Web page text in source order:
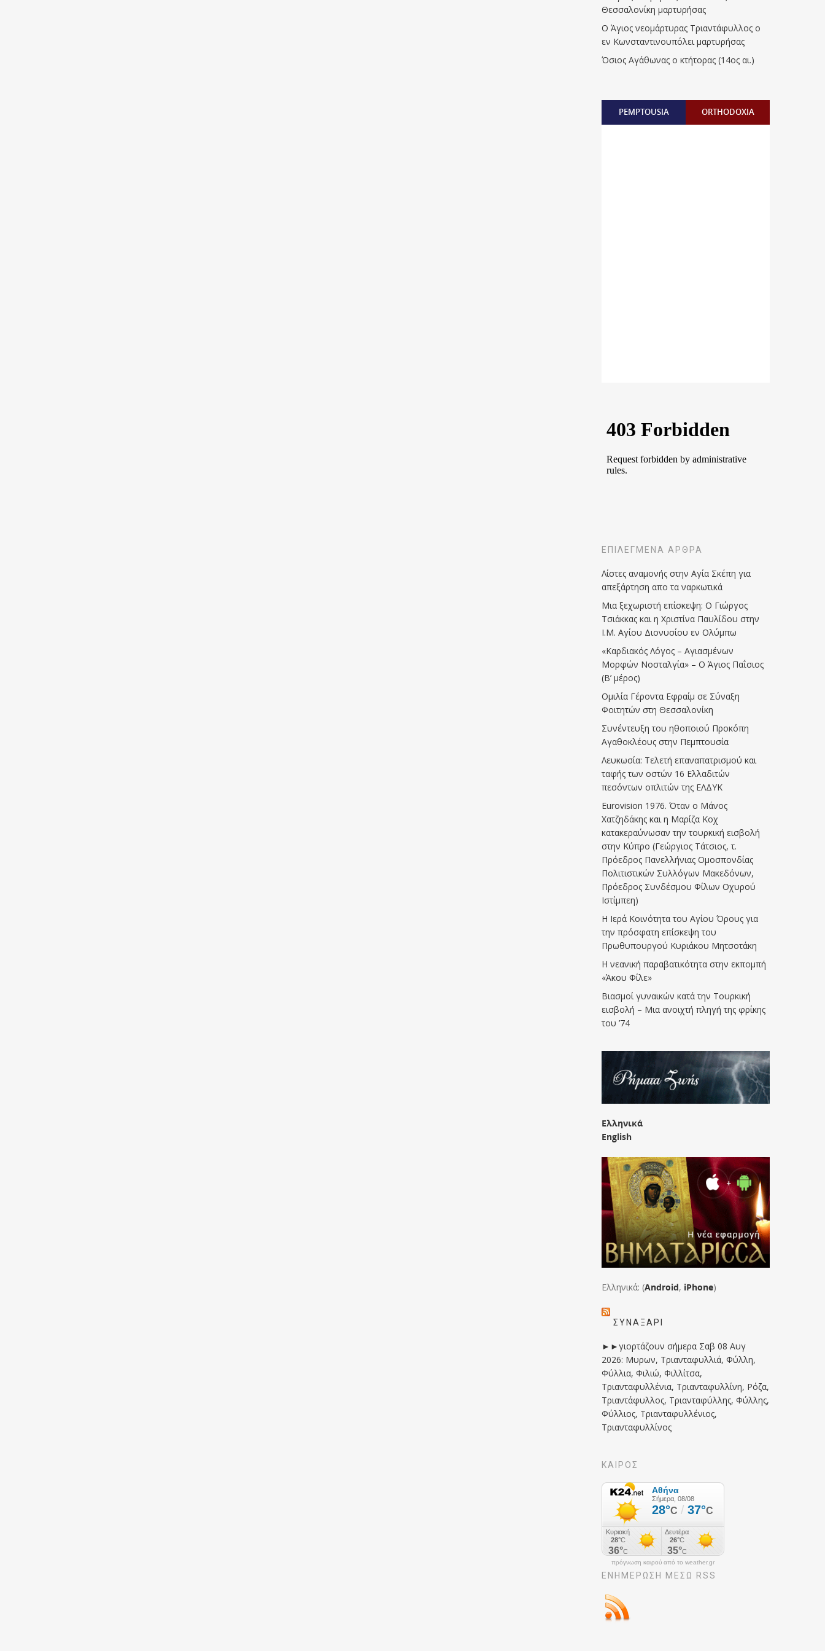
Θεσσαλονίκη μαρτυρήσας
Ο Άγιος νεομάρτυρας Τριαντάφυλλος ο
εν Κωνσταντινουπόλει μαρτυρήσας
Όσιος Αγάθωνας ο κτήτορας (14ος αι.)
PEMPTOUSIA ORTHODOXIA
ΕΠΙΛΕΓΜΈΝΑ ΆΡΘΡΑ
Λίστες αναμονής στην Αγία Σκέπη για
απεξάρτηση απο τα ναρκωτικά
Μια ξεχωριστή επίσκεψη: Ο Γιώργος
Τσιάκκας και η Χριστίνα Παυλίδου στην
Ι.Μ. Αγίου Διονυσίου εν Ολύμπω
«Καρδιακός Λόγος – Αγιασμένων
Μορφών Νοσταλγία» – Ο Άγιος Παΐσιος
(Β’ μέρος)
Ομιλία Γέροντα Εφραίμ σε Σύναξη
Φοιτητών στη Θεσσαλονίκη
Συνέντευξη του ηθοποιού Προκόπη
Αγαθοκλέους στην Πεμπτουσία
Λευκωσία: Τελετή επαναπατρισμού και
ταφής των οστών 16 Ελλαδιτών
πεσόντων οπλιτών της ΕΛΔΥΚ
Eurovision 1976. Όταν ο Μάνος
Χατζηδάκης και η Μαρίζα Κοχ
κατακεραύνωσαν την τουρκική εισβολή
στην Κύπρο (Γεώργιος Τάτσιος, τ.
Πρόεδρος Πανελλήνιας Ομοσπονδίας
Πολιτιστικών Συλλόγων Μακεδόνων,
Πρόεδρος Συνδέσμου Φίλων Οχυρού
Ιστίμπεη)
Η Ιερά Κοινότητα του Αγίου Όρους για
την πρόσφατη επίσκεψη του
Πρωθυπουργού Κυριάκου Μητσοτάκη
Η νεανική παραβατικότητα στην εκπομπή
«Άκου Φίλε»
Βιασμοί γυναικών κατά την Τουρκική
εισβολή – Μια ανοιχτή πληγή της φρίκης
του ’74
Ελληνικά
English
Ελληνικά: (Android, iPhone)
ΣΥΝΑΞΆΡΙ
►►γιορτάζουν σήμερα Σαβ 08 Αυγ
2026: Μυρων, Τριανταφυλλιά, Φύλλη,
Φύλλια, Φιλιώ, Φιλλίτσα,
Τριανταφυλλένια, Τριανταφυλλίνη, Ρόζα,
Τριαντάφυλλος, Τριανταφύλλης, Φύλλης,
Φύλλιος, Τριανταφυλλένιος,
Τριανταφυλλίνος
ΚΑΙΡΟΣ
πρόγνωση καιρού από το weather.gr
ΕΝΗΜΈΡΩΣΉ ΜΕΣΩ RSS